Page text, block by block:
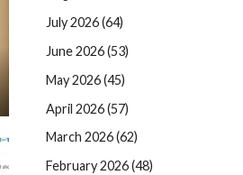
July 2026 (64)
June 2026 (53)
May 2026 (45)
April 2026 (57)
March 2026 (62)
February 2026 (48)